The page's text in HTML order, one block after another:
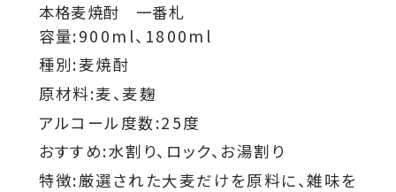
本格麦焼酎 一番札
容量:900ml、1800ml
種別:麦焼酎
原材料:麦、麦麹
アルコール度数:25度
おすすめ:水割り、ロック、お湯割り
特徴:厳選された大麦だけを原料に、雑味を